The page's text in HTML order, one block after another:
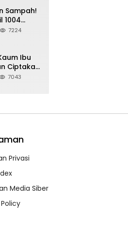
Sampah!
1004
Warga
7224
Ibu
Ciptakan
di
7043
Privasi
Media Siber